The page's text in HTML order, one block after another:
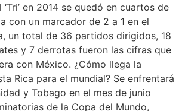
en 2014 se quedó en cuartos de
con un marcador de 2 a 1 en el
un total de 36 partidos dirigidos, 18
y 7 derrotas fueron las cifras que
con México. ¿Cómo llega la
Rica para el mundial? Se enfrentará
y Tobago en el mes de junio
de la Copa del Mundo,